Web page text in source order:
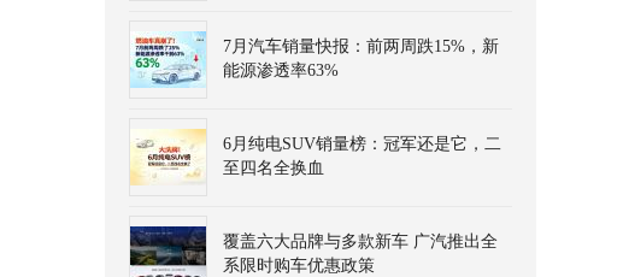
7月汽车销量快报：前两周跌15%，新
能源渗透率63%
6月纯电SUV销量榜：冠军还是它，二
至四名全换血
覆盖六大品牌与多款新车 广汽推出全
系限时购车优惠政策